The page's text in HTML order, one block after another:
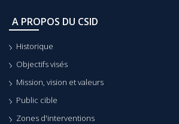
A PROPOS DU CSID
Historique
Objectifs visés
Mission, vision et valeurs
Public cible
Zones d'interventions